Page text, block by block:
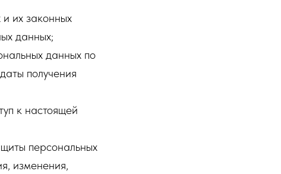
их законных
данных;
данных по
получения
к настоящей
персональных
изменения,